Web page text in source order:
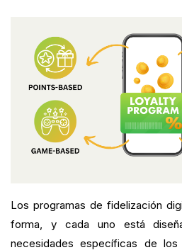
Los programas de fidelización
forma, y cada uno está
necesidades específicas de